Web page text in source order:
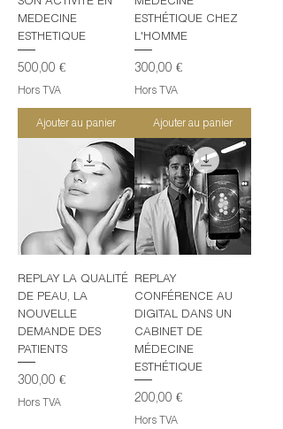
MEDECINE
ESTHETIQUE
Prix
500,00 €
Hors TVA
Ajouter au panier
ESTHÉTIQUE CHEZ
L'HOMME
Prix
300,00 €
Hors TVA
Ajouter au panier
REPLAY LA QUALITÉ
DE PEAU, LA
NOUVELLE
DEMANDE DES
PATIENTS
Prix
300,00 €
Hors TVA
REPLAY
CONFÉRENCE AU
DIGITAL DANS UN
CABINET DE
MÉDECINE
ESTHÉTIQUE
Prix
200,00 €
Hors TVA